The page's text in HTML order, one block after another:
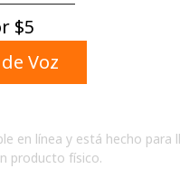
⁦$5⁩
Voz
en línea y está hecho para
producto físico.